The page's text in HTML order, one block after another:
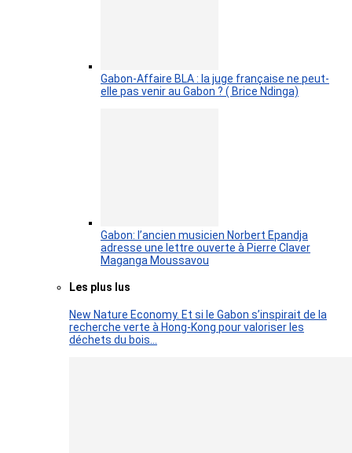
Gabon-Affaire BLA : la juge française ne peut-
elle pas venir au Gabon ? ( Brice Ndinga)
Gabon: l’ancien musicien Norbert Epandja
adresse une lettre ouverte à Pierre Claver
Maganga Moussavou
Les plus lus
New Nature Economy. Et si le Gabon s’inspirait de la
recherche verte à Hong-Kong pour valoriser les
déchets du bois…